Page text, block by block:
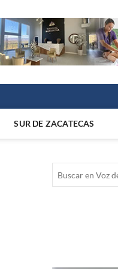
SUR DE ZACATECAS